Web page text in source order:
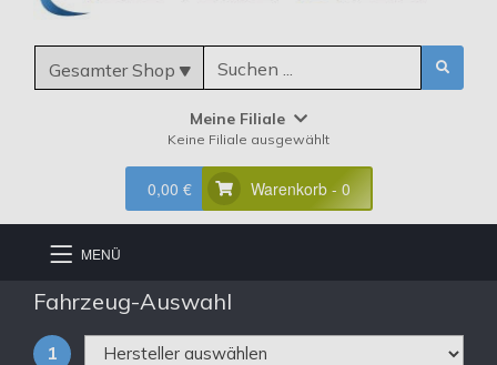
Gesamter Shop
Meine Filiale
Keine Filiale ausgewählt
0,00 € Warenkorb - 0
MENÜ
Fahrzeug-Auswahl
1